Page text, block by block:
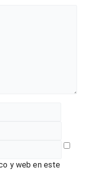
y web en este